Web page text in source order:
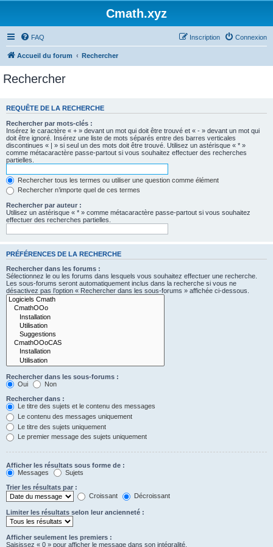
Cmath.xyz
FAQ Connexion
Inscription
Accueil du forum Rechercher
Rechercher
REQUÊTE DE LA RECHERCHE
Rechercher par mots-clés :
Insérez le caractère « + » devant un mot qui doit être trouvé et « - » devant un mot qui
doit être ignoré. Insérez une liste de mots séparés entre des barres verticales
discontinues « | » si seul un des mots doit être trouvé. Utilisez un astérisque « * »
comme métacaractère passe-partout si vous souhaitez effectuer des recherches
partielles.
Rechercher tous les termes ou utiliser une question comme élément
Rechercher n’importe quel de ces termes
Rechercher par auteur :
Utilisez un astérisque « * » comme métacaractère passe-partout si vous souhaitez
effectuer des recherches partielles.
PRÉFÉRENCES DE LA RECHERCHE
Rechercher dans les forums :
Sélectionnez le ou les forums dans lesquels vous souhaitez effectuer une recherche.
Les sous-forums seront automatiquement inclus dans la recherche si vous ne
désactivez pas l’option « Rechercher dans les sous-forums » affichée ci-dessous.
Rechercher dans les sous-forums :
Oui
Non
Rechercher dans :
Le titre des sujets et le contenu des messages
Le contenu des messages uniquement
Le titre des sujets uniquement
Le premier message des sujets uniquement
Afficher les résultats sous forme de :
Messages
Sujets
Trier les résultats par :
Croissant
Décroissant
Limiter les résultats selon leur ancienneté :
Afficher seulement les premiers :
Saisissez « 0 » pour afficher le message dans son intégralité.